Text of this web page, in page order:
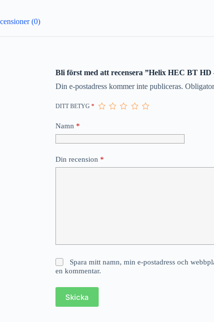
(0)
Bli först med att recensera ”Helix HEC BT HD
Din e-postadress kommer inte publiceras.
DITT BETYG *
Namn *
Din recension *
Spara mitt namn, min e-postadress och
en kommentar.
Skicka